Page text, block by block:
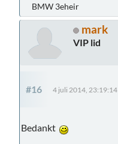
BMW 3eheir
mark
VIP lid
#16 4 juli 2014, 23:19:14
Bedankt